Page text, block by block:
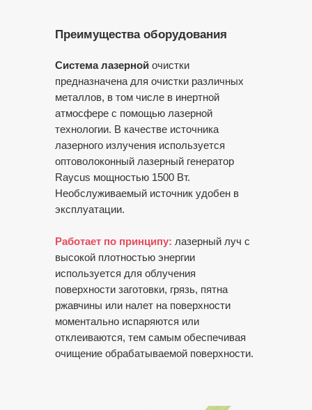
Система лазерной очистки
предназначена для очистки различных
металлов, в том числе в инертной
атмосфере с помощью лазерной
технологии. В качестве источника
лазерного излучения используется
оптоволоконный лазерный генератор
Raycus мощностью 1500 Вт.
Необслуживаемый источник удобен в
эксплуатации.
Работает по принципу: лазерный луч с
высокой плотностью энергии
используется для облучения
поверхности заготовки, грязь, пятна
ржавчины или налет на поверхности
моментально испаряются или
отклеиваются, тем самым обеспечивая
очищение обрабатываемой поверхности.
Преимущества оборудования